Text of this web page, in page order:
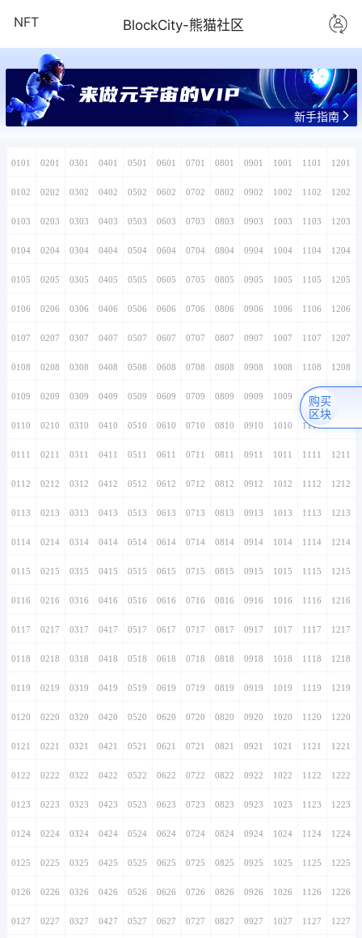
NFT BlockCity-熊猫社区
来做元宇宙的VIP
新手指南
0101 0201 0301 0401 0501 0601 0701 0801 0901 1001 1101 1201
0102 0202 0302 0402 0502 0602 0702 0802 0902 1002 1102 1202
0103 0203 0303 0403 0503 0603 0703 0803 0903 1003 1103 1203
0104 0204 0304 0404 0504 0604 0704 0804 0904 1004 1104 1204
0105 0205 0305 0405 0505 0605 0705 0805 0905 1005 1105 1205
0106 0206 0306 0406 0506 0606 0706 0806 0906 1006 1106 1206
0107 0207 0307 0407 0507 0607 0707 0807 0907 1007 1107 1207
0108 0208 0308 0408 0508 0608 0708 0808 0908 1008 1108 1208
0109 0209 0309 0409 0509 0609 0709 0809 0909 1009 1109
0110 0210 0310 0410 0510 0610 0710 0810 0910 1010 1110
0111 0211 0311 0411 0511 0611 0711 0811 0911 1011 1111 1211
0112 0212 0312 0412 0512 0612 0712 0812 0912 1012 1112 1212
0113 0213 0313 0413 0513 0613 0713 0813 0913 1013 1113 1213
0114 0214 0314 0414 0514 0614 0714 0814 0914 1014 1114 1214
0115 0215 0315 0415 0515 0615 0715 0815 0915 1015 1115 1215
0116 0216 0316 0416 0516 0616 0716 0816 0916 1016 1116 1216
0117 0217 0317 0417 0517 0617 0717 0817 0917 1017 1117 1217
0118 0218 0318 0418 0518 0618 0718 0818 0918 1018 1118 1218
0119 0219 0319 0419 0519 0619 0719 0819 0919 1019 1119 1219
0120 0220 0320 0420 0520 0620 0720 0820 0920 1020 1120 1220
0121 0221 0321 0421 0521 0621 0721 0821 0921 1021 1121 1221
0122 0222 0322 0422 0522 0622 0722 0822 0922 1022 1122 1222
0123 0223 0323 0423 0523 0623 0723 0823 0923 1023 1123 1223
0124 0224 0324 0424 0524 0624 0724 0824 0924 1024 1124 1224
0125 0225 0325 0425 0525 0625 0725 0825 0925 1025 1125 1225
0126 0226 0326 0426 0526 0626 0726 0826 0926 1026 1126 1226
0127 0227 0327 0427 0527 0627 0727 0827 0927 1027 1127 1227
购买
区块